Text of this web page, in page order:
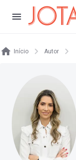
Início Autor